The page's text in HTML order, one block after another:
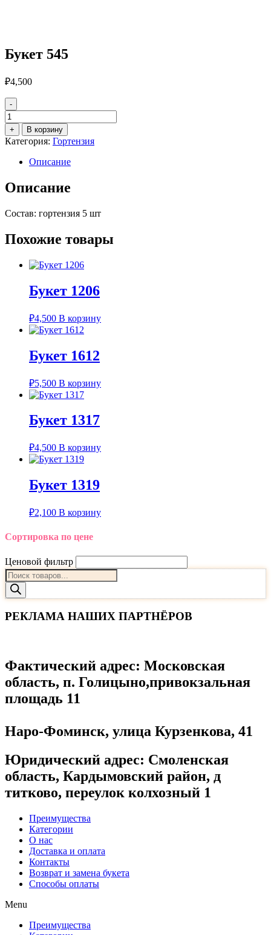
Букет 545
₽4,500
-
Количество
товара
Букет
545
+ В корзину
Категория: Гортензия
Описание
Описание
Состав: гортензия 5 шт
Похожие товары
Букет 1206
₽4,500 В корзину
Букет 1612
₽5,500 В корзину
Букет 1317
₽4,500 В корзину
Букет 1319
₽2,100 В корзину
Сортировка по цене
Ценовой фильтр
Поиск
товаров
РЕКЛАМА НАШИХ ПАРТНЁРОВ
Фактический адрес: Московская
область, п. Голицыно,привокзальная
площадь 11
Наро-Фоминск, улица Курзенкова, 41
Юридический адрес: Смоленская
область, Кардымовский район, д
титково, переулок колхозный 1
Преимущества
Категории
О нас
Доставка и оплата
Контакты
Возврат и замена букета
Способы оплаты
Menu
Преимущества